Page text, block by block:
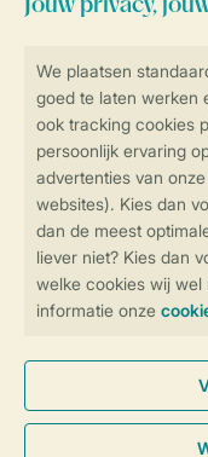
Controle
Veilig en snel
Veilige
Veilige betaling
Blijf op de hoogte